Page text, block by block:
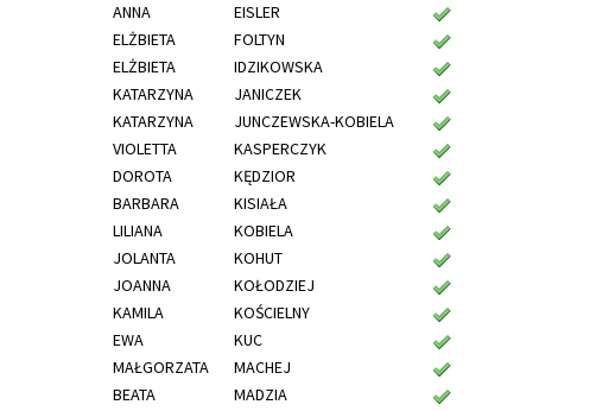
ANNA
EISLER
ELŻBIETA
FOLTYN
ELŻBIETA
IDZIKOWSKA
KATARZYNA
JANICZEK
KATARZYNA
JUNCZEWSKA-KOBIELA
VIOLETTA
KASPERCZYK
DOROTA
KĘDZIOR
BARBARA
KISIAŁA
LILIANA
KOBIELA
JOLANTA
KOHUT
JOANNA
KOŁODZIEJ
KAMILA
KOŚCIELNY
EWA
KUC
MAŁGORZATA
MACHEJ
BEATA
MADZIA